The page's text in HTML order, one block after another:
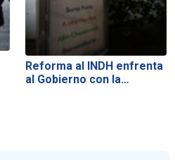
Reforma al INDH enfrenta
al Gobierno con la…